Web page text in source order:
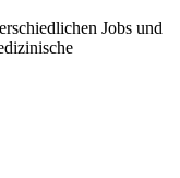
Jobs und